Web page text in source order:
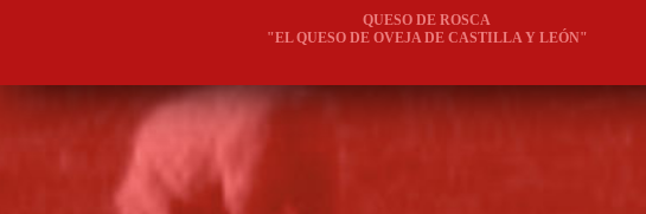
QUESO DE ROSCA
"EL QUESO DE OVEJA DE CASTILLA Y LEÓN"